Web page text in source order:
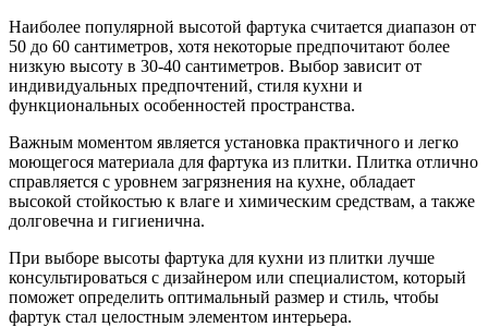
Наиболее популярной высотой фартука считается диапазон от
50 до 60 сантиметров, хотя некоторые предпочитают более
низкую высоту в 30-40 сантиметров. Выбор зависит от
индивидуальных предпочтений, стиля кухни и
функциональных особенностей пространства.
Важным моментом является установка практичного и легко
моющегося материала для фартука из плитки. Плитка отлично
справляется с уровнем загрязнения на кухне, обладает
высокой стойкостью к влаге и химическим средствам, а также
долговечна и гигиенична.
При выборе высоты фартука для кухни из плитки лучше
консультироваться с дизайнером или специалистом, который
поможет определить оптимальный размер и стиль, чтобы
фартук стал целостным элементом интерьера.